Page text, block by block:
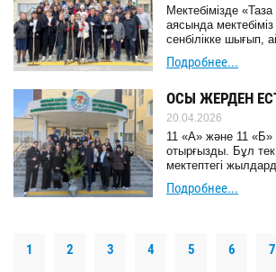
Мектебімізде
аясында
сенбілікке шығып,
Подробнее...
ОСЫ ЖЕРДЕН
20.04.2026
11 «А» және 11
отырғызды. Бұл
мектептегі
Подробнее...
1 2 3 4 5 6 7